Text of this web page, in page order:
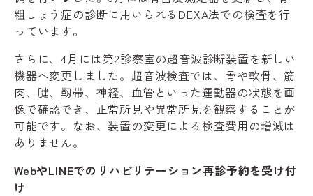
粗しょう症の診断に用いられるDEXA法での検査を行
っています。
さらに、4月には第2診察室の超音波診断装置を新しい
機器へ変更しました。超音波検査では、骨や軟骨、筋
肉、腱、靱帯、神経、血管といった運動器の状態を画
像で確認でき、正常所見や異常所見を観察することが
可能です。なお、装置の変更による検査費用の増減は
ありません。
WebやLINEでのリハビリテーション再診予約を受け付
け